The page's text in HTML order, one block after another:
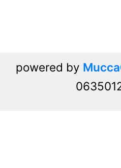
powered by